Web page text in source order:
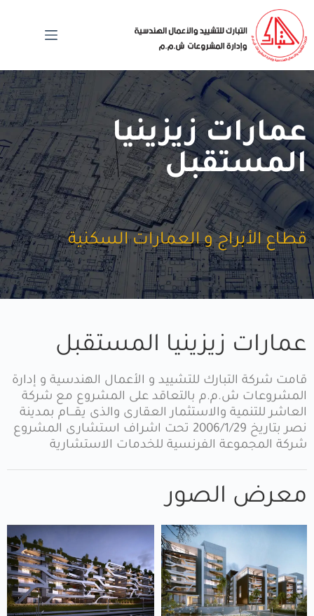
عمارات زيزينيا
المستقبل
قطاع الأبراج و العمارات السكنية
عمارات زيزينيا المستقبل
قامت شركة التبارك للتشييد و الأعمال الهندسية و إدارة
المشروعات ش.م.م بالتعاقد على المشروع مع شركة
العاشر للتنمية والاستثمار العقارى والذى يقـــام بمدينة
نصر بتاريخ 2006/1/29 تحت اشراف استشارى المشروع
شركة المجموعة الفرنسية للخدمات الاستشارية
معرض الصور